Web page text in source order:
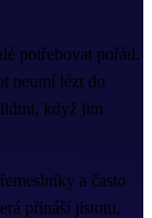
potřebovat pořád.
neumí lézt do
lidmi, když jim
a často
přináší jistotu,